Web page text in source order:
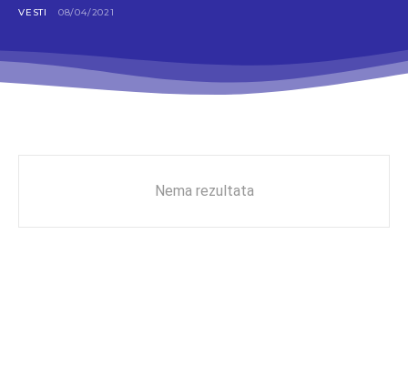
VESTI 08/04/2021
Nema rezultata